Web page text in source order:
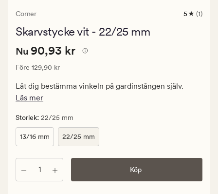
Corner
1
5 (1)
Skarvstycke vit - 22/25 mm
Nuvarande
90,93
kr.
Ordinarie
129,90
kr
Nuvarande pris
Nu 90,93 kr
Ordinarie pris 129,90 kr
Före129,90 kr
Låt dig bestämma vinkeln på gardinstången själv.
Läs mer
Storlek: 22/25 mm
13/16 mm 22/25 mm
Antal Köp